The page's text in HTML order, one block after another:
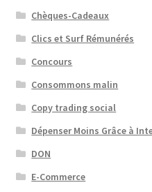
Chèques-Cadeaux
Clics et Surf Rémunérés
Concours
Consommons malin
Copy trading social
Dépenser Moins Grâce à
DON
E-Commerce